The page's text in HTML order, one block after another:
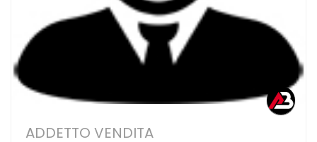
ADDETTO VENDITA